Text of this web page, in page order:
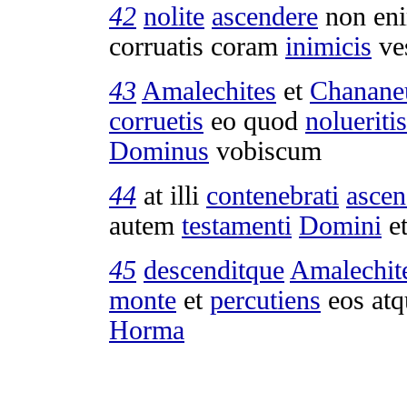
42 nolite ascendere non
corruatis coram inimicis
43 Amalechites et
corruetis eo quod nolueritis
Dominus vobiscum
44 at illi contenebrati
autem testamenti Domini
45 descenditque
monte et percutiens eos
Horma